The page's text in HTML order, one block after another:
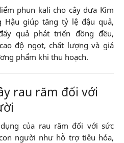
phun kali cho cây dưa Kim
Hậu giúp tăng tỷ lệ đậu quả,
quả phát triển đồng đều,
độ ngọt, chất lượng và giá
phẩm khi thu hoạch.
rau răm đối với
của rau răm đối với sức
người như hỗ trợ tiêu hóa,